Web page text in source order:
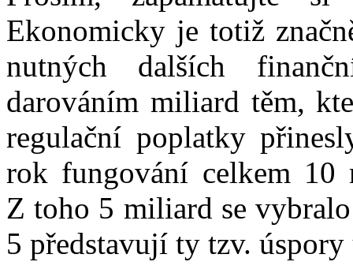
Ekonomicky je totiž
nutných dalších
darováním miliard těm,
regulační poplatky
rok fungování celkem 10
Z toho 5 miliard se
5 představují ty tzv.